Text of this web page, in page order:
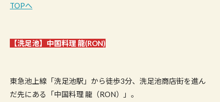
TOPへ
【洗足池】中国料理 龍(RON)
東急池上線「洗足池駅」から徒歩3分、洗足池商店街を進ん
だ先にある「中国料理 龍（RON）」。